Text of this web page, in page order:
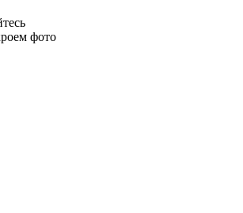
фото